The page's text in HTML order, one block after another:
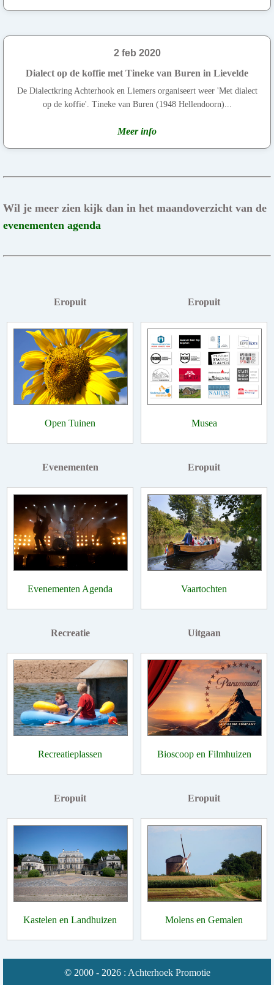
2 feb 2020
Dialect op de koffie met Tineke van Buren in Lievelde
De Dialectkring Achterhook en Liemers organiseert weer 'Met dialect
op de koffie'. Tineke van Buren (1948 Hellendoorn)...
Meer info
Wil je meer zien kijk dan in het maandoverzicht van de
evenementen agenda
Eropuit
Open Tuinen
Eropuit
Musea
Evenementen
Evenementen Agenda
Eropuit
Vaartochten
Recreatie
Recreatieplassen
Uitgaan
Bioscoop en Filmhuizen
Eropuit
Kastelen en Landhuizen
Eropuit
Molens en Gemalen
© 2000 - 2026 : Achterhoek Promotie